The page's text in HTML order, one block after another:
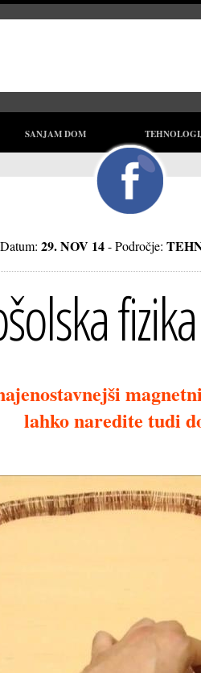
SANJAM DOM
Datum: 29. NOV 14- Področje:
lahko naredite tudi